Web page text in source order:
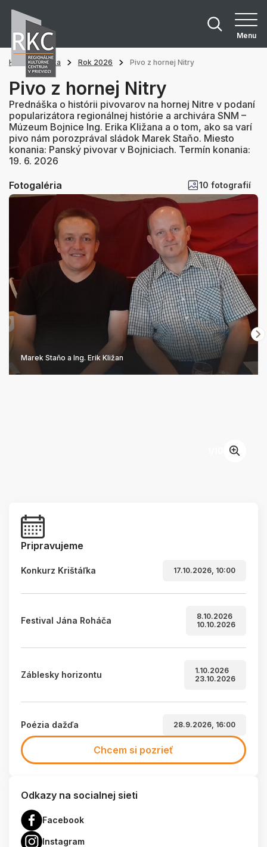
Menu
Hlavná stránka Rok 2026 Pivo z hornej Nitry
Pivo z hornej Nitry
Prednáška o histórii pivovarov na hornej Nitre v podaní
popularizátora regionálnej histórie a archivára SNM –
Múzeum Bojnice Ing. Erika Kližana a o tom, ako sa varí
pivo nám porozprával sládok Marek Staňo. Miesto
konania: Panský pivovar v Bojniciach. Termín konania:
19. 6. 2026
Fotogaléria 10 fotografií
Marek Staňo a Ing. Erik Kližan
Pripravujeme
Konkurz Krištáľka 17.10.2026, 10:00
Festival Jána Roháča
8.10.2026
10.10.2026
Záblesky horizontu
1.10.2026
23.10.2026
Poézia dažďa 28.9.2026, 16:00
Chcem si pozrieť
Odkazy na socialnej sieti
Facebook
Instagram